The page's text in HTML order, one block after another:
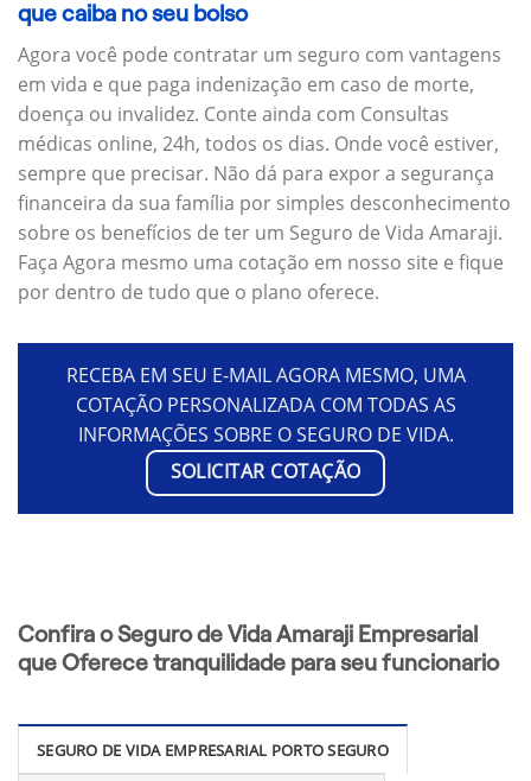
que caiba no seu bolso
Agora você pode contratar um seguro com vantagens
em vida e que paga indenização em caso de morte,
doença ou invalidez. Conte ainda com Consultas
médicas online, 24h, todos os dias. Onde você estiver,
sempre que precisar. Não dá para expor a segurança
financeira da sua família por simples desconhecimento
sobre os benefícios de ter um Seguro de Vida Amaraji.
Faça Agora mesmo uma cotação em nosso site e fique
por dentro de tudo que o plano oferece.
RECEBA EM SEU E-MAIL AGORA MESMO, UMA
COTAÇÃO PERSONALIZADA COM TODAS AS
INFORMAÇÕES SOBRE O SEGURO DE VIDA.
SOLICITAR COTAÇÃO
Confira o Seguro de Vida Amaraji Empresarial
que Oferece tranquilidade para seu funcionario
SEGURO DE VIDA EMPRESARIAL PORTO SEGURO